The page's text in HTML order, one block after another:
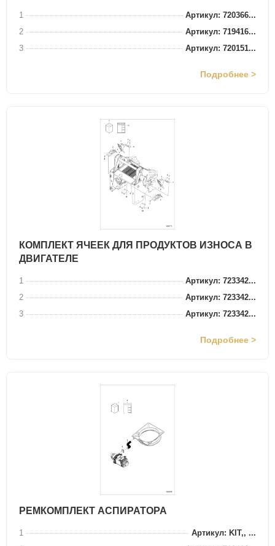
1
Артикул: 720366...
2
Артикул: 719416...
3
Артикул: 720151...
Подробнее >
КОМПЛЕКТ ЯЧЕЕК ДЛЯ ПРОДУКТОВ ИЗНОСА В
ДВИГАТЕЛЕ
1
Артикул: 723342...
2
Артикул: 723342...
3
Артикул: 723342...
Подробнее >
РЕМКОМПЛЕКТ АСПИРАТОРА
1
Артикул: KIT,, ...